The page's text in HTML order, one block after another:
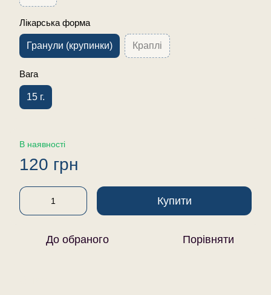
Лікарська форма
Гранули (крупинки) Краплі
Вага
15 г.
В наявності
120 грн
Купити
До обраного Порівняти